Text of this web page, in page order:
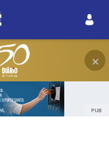
×
PUB